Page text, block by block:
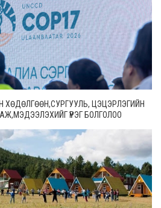
ХӨДӨЛГӨӨН,СУРГУУЛЬ, ЦЭЦЭРЛЭГИЙН
ҮҮРЭГ БОЛГОЛОО